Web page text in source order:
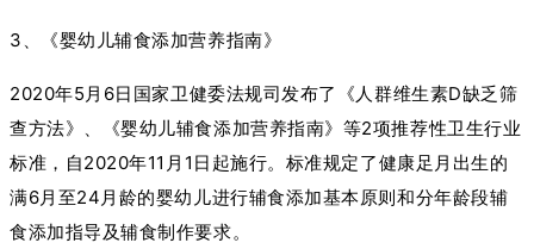
3、《婴幼儿辅食添加营养指南》
2020年5月6日国家卫健委法规司发布了《人群维生素D缺乏筛
查方法》、《婴幼儿辅食添加营养指南》等2项推荐性卫生行业
标准，自2020年11月1日起施行。标准规定了健康足月出生的
满6月至24月龄的婴幼儿进行辅食添加基本原则和分年龄段辅
食添加指导及辅食制作要求。